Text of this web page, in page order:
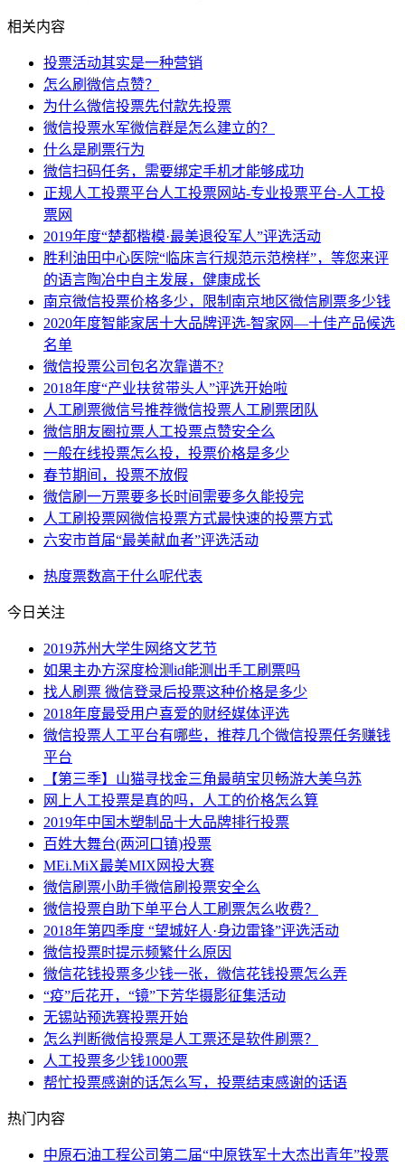
相关内容
投票活动其实是一种营销
怎么刷微信点赞？
为什么微信投票先付款先投票
微信投票水军微信群是怎么建立的？
什么是刷票行为
微信扫码任务，需要绑定手机才能够成功
正规人工投票平台人工投票网站-专业投票平台-人工投
票网
2019年度“楚都楷模·最美退役军人”评选活动
胜利油田中心医院“临床言行规范示范榜样”，等您来评
的语言陶冶中自主发展，健康成长
南京微信投票价格多少，限制南京地区微信刷票多少钱
2020年度智能家居十大品牌评选-智家网—十佳产品候选
名单
微信投票公司包名次靠谱不?
2018年度“产业扶贫带头人”评选开始啦
人工刷票微信号推荐微信投票人工刷票团队
微信朋友圈拉票人工投票点赞安全么
一般在线投票怎么投，投票价格是多少
春节期间，投票不放假
微信刷一万票要多长时间需要多久能投完
人工刷投票网微信投票方式最快速的投票方式
六安市首届“最美献血者”评选活动
热度票数高于什么呢代表
今日关注
2019苏州大学生网络文艺节
如果主办方深度检测id能测出手工刷票吗
找人刷票 微信登录后投票这种价格是多少
2018年度最受用户喜爱的财经媒体评选
微信投票人工平台有哪些，推荐几个微信投票任务赚钱
平台
【第三季】山猫寻找金三角最萌宝贝畅游大美乌苏
网上人工投票是真的吗，人工的价格怎么算
2019年中国木塑制品十大品牌排行投票
百姓大舞台(两河口镇)投票
MEi.MiX最美MIX网投大赛
微信刷票小助手微信刷投票安全么
微信投票自助下单平台人工刷票怎么收费？
2018年第四季度 “望城好人·身边雷锋”评选活动
微信投票时提示频繁什么原因
微信花钱投票多少钱一张，微信花钱投票怎么弄
“疫”后花开，“镜”下芳华摄影征集活动
无锡站预选赛投票开始
怎么判断微信投票是人工票还是软件刷票？
人工投票多少钱1000票
帮忙投票感谢的话怎么写，投票结束感谢的话语
热门内容
中原石油工程公司第二届“中原铁军十大杰出青年”投票